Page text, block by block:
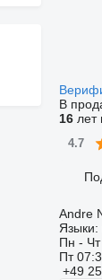
В
16лет
4.7
Andre
Языки:
Пн - Чт
Пт
+49